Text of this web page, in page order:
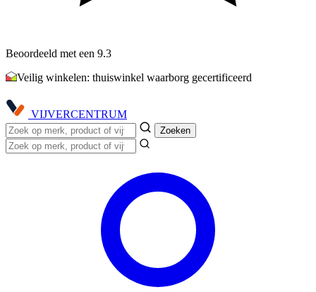
Beoordeeld met een 9.3
Veilig winkelen: thuiswinkel waarborg gecertificeerd
VIJVERCENTRUM
Zoeken